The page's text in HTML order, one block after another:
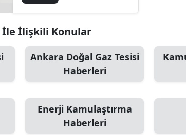
İle İlişkili Konular
Ankara Doğal Gaz Tesisi
Haberleri
Enerji Kamulaştırma
Haberleri